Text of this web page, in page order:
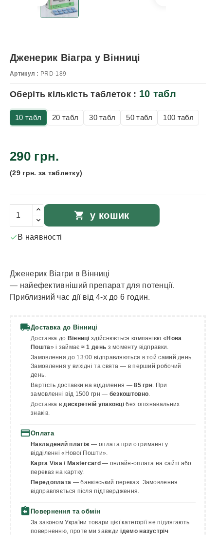
Дженерик Віагра у Вінниці
Артикул : PRD-189
Оберіть кількість таблеток : 10 табл
10 табл 20 табл 30 табл 50 табл 100 табл
290 грн.
(29 грн. за таблетку)
shopping_cart у кошик
 В наявності
Дженерик Віагри в Вінниці
— найефективніший препарат для потенції.
Приблизний час дії від 4-х до 6 годин.
local_shippingДоставка до Вінниці
Доставка до Вінниці здійснюється компанією « Нова
Пошта» і займає ≈ 1 день з моменту відправки.
Замовлення до 13:00 відправляються в той самий день.
Замовлення у вихідні та свята — в перший робочий
день.
Вартість доставки на відділення —85 грн. При
замовленні від 1500 грн — безкоштовно.
Доставка вдискретній упаковці без опізнавальних
знаків.
paymentОплата
Накладений платіж — оплата при отриманні у
відділенні «Нової Пошти».
Карта Visa / Mastercard — онлайн-оплата на сайті або
переказ на картку.
Передоплата — банківський переказ. Замовлення
відправляється після підтвердження.
assignment_return Повернення та обмін
За законом України товари цієї категорії не підлягають
поверненню, проте ми завждиідемо назустріч